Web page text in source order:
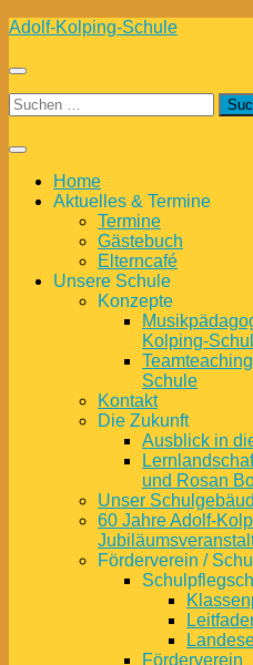
Zum
springen
Adolf-Kolping-Schule
Suchen
nach:
Home
Aktuelles & Termine
Termine
Gästebuch
Elterncafé
Unsere Schule
Konzepte
Kolping-
Schule
Kontakt
Die Zukunft
Ausblick in
und Rosan
Unser
60 Jahre Adolf-
Förderverein /
Förderverein